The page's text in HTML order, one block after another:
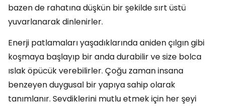
bazen de rahatına düşkün bir şekilde sırt üstü
yuvarlanarak dinlenirler.
Enerji patlamaları yaşadıklarında aniden çılgın gibi
koşmaya başlayıp bir anda durabilir ve size bolca
ıslak öpücük verebilirler. Çoğu zaman insana
benzeyen duygusal bir yapıya sahip olarak
tanımlanır. Sevdiklerini mutlu etmek için her şeyi